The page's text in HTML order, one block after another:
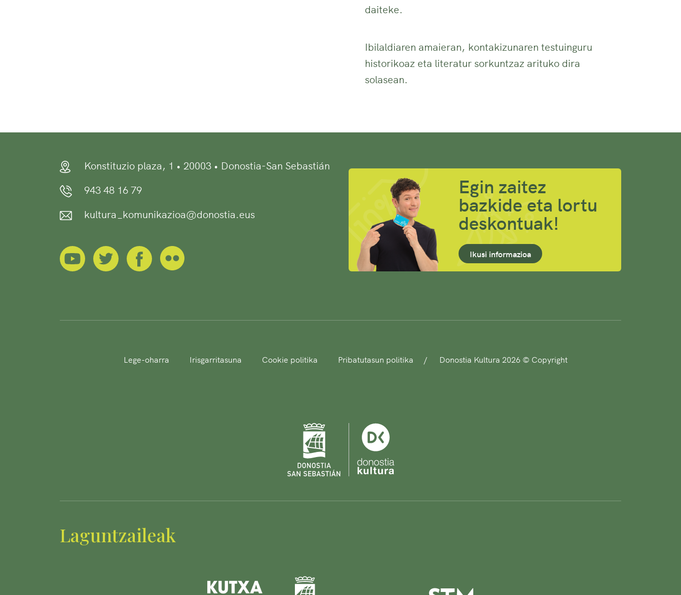
daiteke.
Ibilaldiaren amaieran, kontakizunaren testuinguru
historikoaz eta literatur sorkuntzaz arituko dira
solasean.
Konstituzio plaza, 1 • 20003 • Donostia-San Sebastián
943 48 16 79
kultura_komunikazioa@donostia.eus
Egin zaitez
bazkide eta lortu
deskontuak!
Ikusi informazioa
Lege-oharra Irisgarritasuna Cookie politika Pribatutasun politika Donostia Kultura 2026 © Copyright
Laguntzaileak